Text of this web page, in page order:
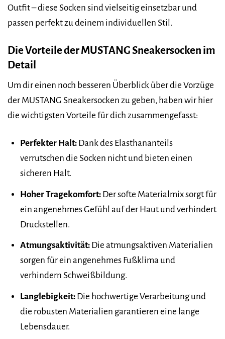
Outfit – diese Socken sind vielseitig einsetzbar und
passen perfekt zu deinem individuellen Stil.
Die Vorteile der MUSTANG Sneakersocken im
Detail
Um dir einen noch besseren Überblick über die Vorzüge
der MUSTANG Sneakersocken zu geben, haben wir hier
die wichtigsten Vorteile für dich zusammengefasst:
Perfekter Halt:Dank des Elasthananteils
verrutschen die Socken nicht und bieten einen
sicheren Halt.
Hoher Tragekomfort:Der softe Materialmix sorgt für
ein angenehmes Gefühl auf der Haut und verhindert
Druckstellen.
Atmungsaktivität:Die atmungsaktiven Materialien
sorgen für ein angenehmes Fußklima und
verhindern Schweißbildung.
Langlebigkeit:Die hochwertige Verarbeitung und
die robusten Materialien garantieren eine lange
Lebensdauer.